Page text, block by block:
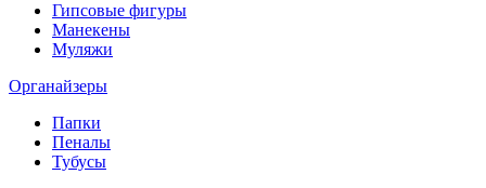
Гипсовые фигуры
Манекены
Муляжи
Органайзеры
Папки
Пеналы
Тубусы